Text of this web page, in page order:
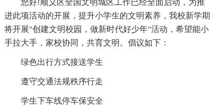
您好!顺义区全国文明城区工作已经全面启动，为推
进此项活动的开展，提升小学生的文明素养，我校新学期
将开展"创建文明校园，做新时代好少年"活动，希望能小
手拉大手，家校协同，共育文明。倡议如下：
绿色出行方式接送学生
遵守交通法规秩序行走
学生下车线停车保安全